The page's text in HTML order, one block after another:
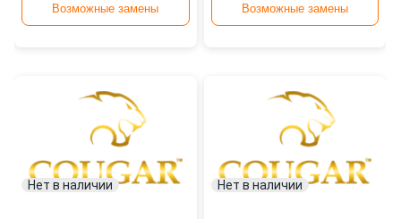
Возможные замены Возможные замены
Нет в наличии Нет в наличии